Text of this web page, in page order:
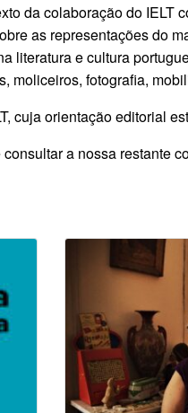
da colaboração do IELT
as representações do
literatura e cultura
moliceiros, fotografia,
cuja orientação editorial
consultar a nossa restante